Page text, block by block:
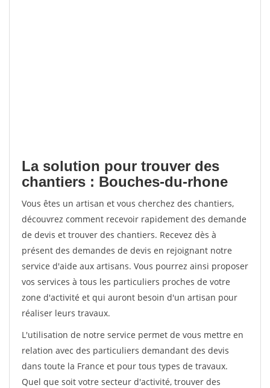
La solution pour trouver des
chantiers : Bouches-du-rhone
Vous êtes un artisan et vous cherchez des chantiers,
découvrez comment recevoir rapidement des demande
de devis et trouver des chantiers. Recevez dès à
présent des demandes de devis en rejoignant notre
service d'aide aux artisans. Vous pourrez ainsi proposer
vos services à tous les particuliers proches de votre
zone d'activité et qui auront besoin d'un artisan pour
réaliser leurs travaux.
L'utilisation de notre service permet de vous mettre en
relation avec des particuliers demandant des devis
dans toute la France et pour tous types de travaux.
Quel que soit votre secteur d'activité, trouver des